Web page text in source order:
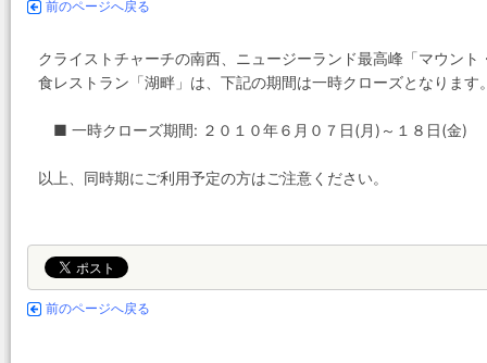
前のページへ戻る
クライストチャーチの南西、ニュージーランド最高峰「マウン
食レストラン「湖畔」は、下記の期間は一時クローズとなります
■ 一時クローズ期間: ２０１０年６月０７日(月)～１８日(金)
以上、同時期にご利用予定の方はご注意ください。
前のページへ戻る